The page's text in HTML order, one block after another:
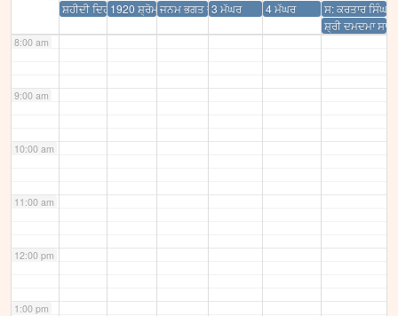
ਸ਼ਹੀਦੀ ਦਿਹਾੜਾ ਬਾਬਾ ਦੀਪ ਸਿੰਘ ਜੀ
1920 ਸ਼੍ਰੋਮਣੀ ਕਮੇਟੀ ਦੀ ਸਥਾਪਨਾ
ਜਨਮ ਭਗਤ ਭੀਖਨ ਜੀ
3 ਮੱਘਰ
4 ਮੱਘਰ
ਸ: ਕਰਤਾਰ ਸਿੰਘ
ਸ਼੍ਰੀ ਦਮਦਮਾ
8:00 am
9:00 am
10:00 am
11:00 am
12:00 pm
1:00 pm